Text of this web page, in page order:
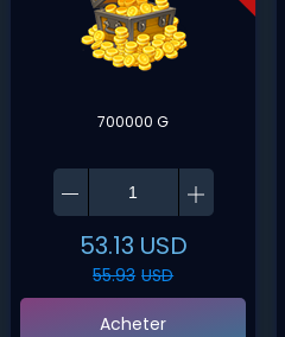
Blackwater Raiders-Alliance
Blade's Edge-Alliance
Bladefist-Alliance
Blood Furnace-Alliance
Bloodhoof-Alliance
700000 G
53.13 USD
55.93 USD
Acheter